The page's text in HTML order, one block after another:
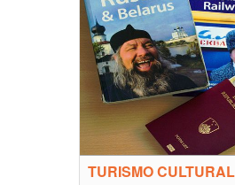
TURISMO CULTURAL